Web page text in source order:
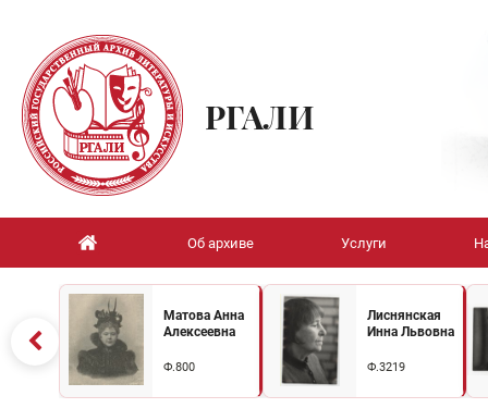
РГАЛИ
Об архиве Услуги
Матова Анна
Алексеевна
Ф.800
Лиснянская
Инна Львовна
Ф.3219